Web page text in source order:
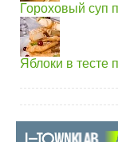
Гороховый суп
Яблоки в тесте